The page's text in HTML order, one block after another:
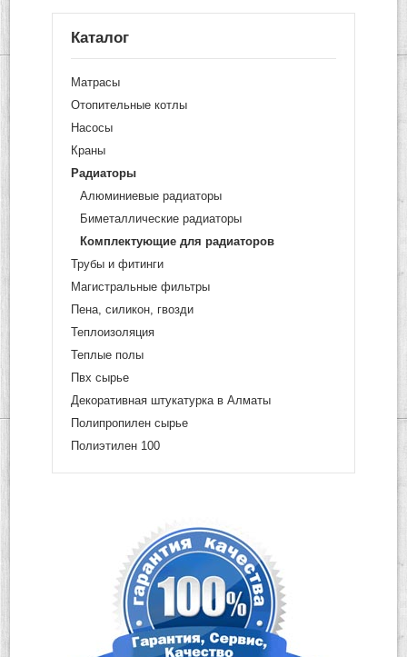
Каталог
Матрасы
Отопительные котлы
Насосы
Краны
Радиаторы
Алюминиевые радиаторы
Биметаллические радиаторы
Комплектующие для радиаторов
Трубы и фитинги
Магистральные фильтры
Пена, силикон, гвозди
Теплоизоляция
Теплые полы
Пвх сырье
Декоративная штукатурка в Алматы
Полипропилен сырье
Полиэтилен 100